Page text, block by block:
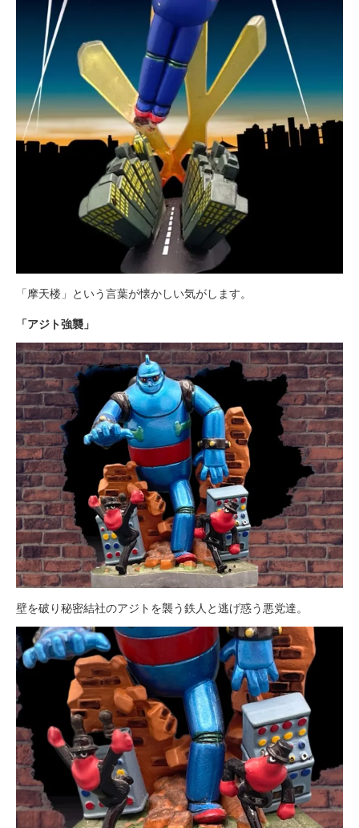
「摩天楼」という言葉が懐かしい気がします。
「アジト強襲」
壁を破り秘密結社のアジトを襲う鉄人と逃げ惑う悪党達。